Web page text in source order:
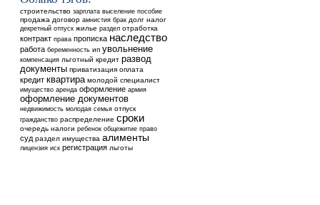
строительство зарплата выселение пособие
продажа договор амнистия брак долг налог
декретный отпуск жилье раздел отработка
контракт права прописка наследство
работа беременность ип увольнение
компенсация льготный кредит развод
документы приватизация оплата
кредит квартира молодой специалист
имущество аренда оформление армия
оформление документов
недвижимость молодая семья отпуск
гражданство распределение сроки
очередь налоги ребенок общежитие право
суд раздел имущества алименты
лицензия иск регистрация льготы